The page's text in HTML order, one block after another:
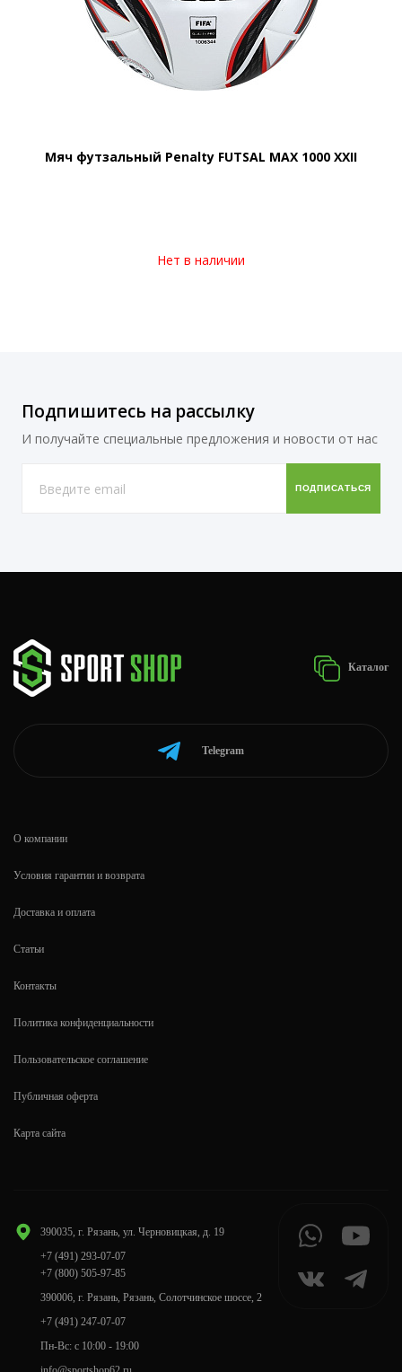
Мяч футзальный Penalty FUTSAL MAX 1000 XXII
Нет в наличии
Подпишитесь на рассылку
И получайте специальные предложения и новости от нас
Каталог
Telegram
390035, г. Рязань, ул. Черновицкая, д. 19
+7 (491) 293-07-07
+7 (800) 505-97-85
390006, г. Рязань, Рязань, Солотчинское шоссе, 2
+7 (491) 247-07-07
Пн-Вс: с 10:00 - 19:00
О компании
Условия гарантии и возврата
Доставка и оплата
Статьи
Контакты
Политика конфиденциальности
Пользовательское соглашение
Публичная оферта
Карта сайта